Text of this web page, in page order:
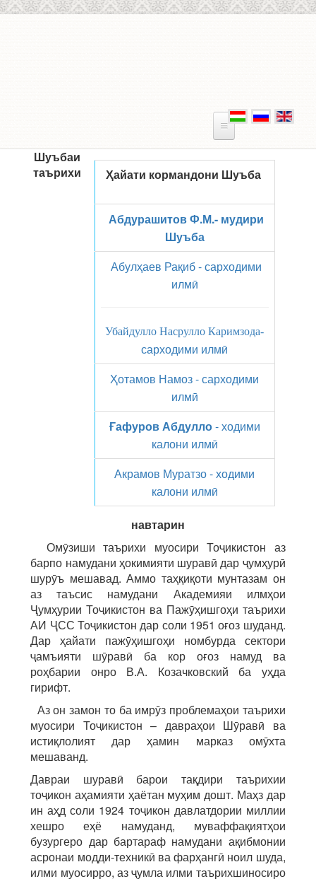
Ҳайати кормандони Шуъба
Абдурашитов Ф.М.- мудири
Шуъба
Абулҳаев Рақиб - сарходими
илмӣ
Убайдулло Насрулло Каримзода-
сарходими илмӣ
Ҳотамов Намоз - сарходими
илмӣ
Ғафуров Абдулло- ходими
калони илмӣ
Акрамов Муратзо - ходими
калони илмӣ
Шуъбаи
таърихи
навтарин
Омӯзиши таърихи муосири Тоҷикистон аз
барпо намудани ҳокимияти шуравӣ дар ҷумҳурӣ
шурӯъ мешавад. Аммо таҳқиқоти мунтазам он
аз таъсис намудани Академияи илмҳои
Ҷумҳурии Тоҷикистон ва Пажӯҳишгоҳи таърихи
АИ ҶСС Тоҷикистон дар соли 1951 оғоз шуданд.
Дар ҳайати пажӯҳишгоҳи номбурда сектори
ҷамъияти шӯравӣ ба кор оғоз намуд ва
роҳбарии онро В.А. Козачковский ба уҳда
гирифт.
Аз он замон то ба имрӯз проблемаҳои таърихи
муосири Тоҷикистон – давраҳои Шӯравӣ ва
истиқлолият дар ҳамин марказ омӯхта
мешаванд.
Давраи шуравӣ барои тақдири таърихии
тоҷикон аҳамияти ҳаётан муҳим дошт. Маҳз дар
ин аҳд соли 1924 тоҷикон давлатдории миллии
хешро еҳё намуданд, муваффақиятҳои
бузургеро дар барта­раф намудани ақибмонии
асронаи модди-техникӣ ва фарҳангӣ ноил шуда,
илми муосирро, аз ҷумла илми таърихшиносиро